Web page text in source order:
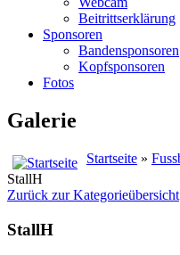
Beitrittserklärung
Sponsoren
Bandensponsoren
Kopfsponsoren
Fotos
Galerie
Startseite »
StallH
Zurück zur Kategorieübersicht
StallH